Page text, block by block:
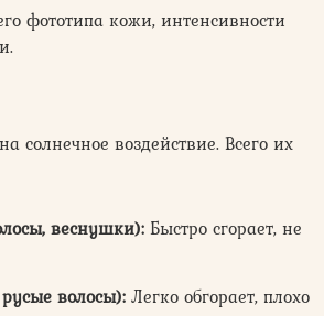
фототипа кожи, интенсивности
солнечное воздействие. Всего их
веснушки): Быстро сгорает, не
волосы): Легко обгорает, плохо